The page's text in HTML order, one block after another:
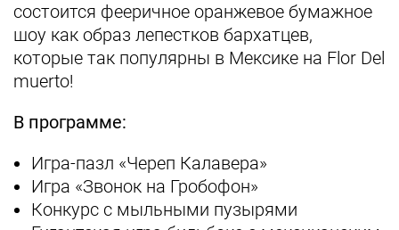
состоится фееричное оранжевое бумажное
шоу как образ лепестков бархатцев,
которые так популярны в Мексике на Flor Del
muerto!⠀
В программе:
Игра-пазл «Череп Калавера»
Игра «Звонок на Гробофон»
Конкурс с мыльными пузырями